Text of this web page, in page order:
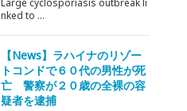
Large cyclosporiasis outbreak li
nked to ...
【News】ラハイナのリゾー
トコンドで６０代の男性が死
亡 警察が２０歳の全裸の容
疑者を逮捕